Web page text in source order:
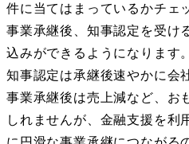
件に当てはまっているかチェ
事業承継後、知事認定を受け
込みができるようになります。
知事認定は承継後速やかに会
事業承継後は売上減など、お
しれませんが、金融支援を利